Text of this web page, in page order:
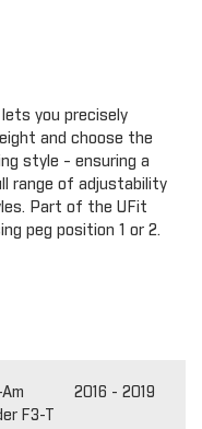
lets you precisely
and choose the
style - ensuring a
range of adjustability
Part of the UFit
peg position 1 or 2.
F3-T
2016 - 2019